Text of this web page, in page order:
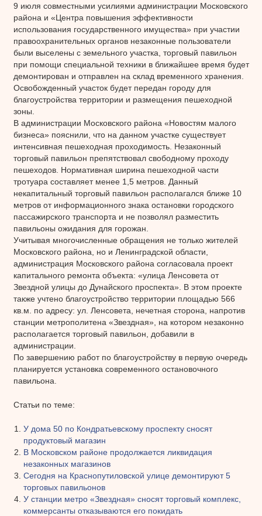
9 июля совместными усилиями администрации Московского
района и «Центра повышения эффективности
использования государственного имущества» при участии
правоохранительных органов незаконные пользователи
были выселены с земельного участка, торговый павильон
при помощи специальной техники в ближайшее время будет
демонтирован и отправлен на склад временного хранения.
Освобожденный участок будет передан городу для
благоустройства территории и размещения пешеходной
зоны.
В администрации Московского района «Новостям малого
бизнеса» пояснили, что на данном участке существует
интенсивная пешеходная проходимость. Незаконный
торговый павильон препятствовал свободному проходу
пешеходов. Нормативная ширина пешеходной части
тротуара составляет менее 1,5 метров. Данный
некапитальный торговый павильон располагался ближе 10
метров от информационного знака остановки городского
пассажирского транспорта и не позволял разместить
павильоны ожидания для горожан.
Учитывая многочисленные обращения не только жителей
Московского района, но и Ленинградской области,
администрация Московского района согласовала проект
капитального ремонта объекта: «улица Ленсовета от
Звездной улицы до Дунайского проспекта». В этом проекте
также учтено благоустройство территории площадью 566
кв.м. по адресу: ул. Ленсовета, нечетная сторона, напротив
станции метрополитена «Звездная», на котором незаконно
располагается торговый павильон, добавили в
администрации.
По завершению работ по благоустройству в первую очередь
планируется установка современного остановочного
павильона.
Статьи по теме:
У дома 50 по Кондратьевскому проспекту сносят
продуктовый магазин
В Московском районе продолжается ликвидация
незаконных магазинов
Сегодня на Краснопутиловской улице демонтируют 5
торговых павильонов
У станции метро «Звездная» сносят торговый комплекс,
коммерсанты отказываются его покидать